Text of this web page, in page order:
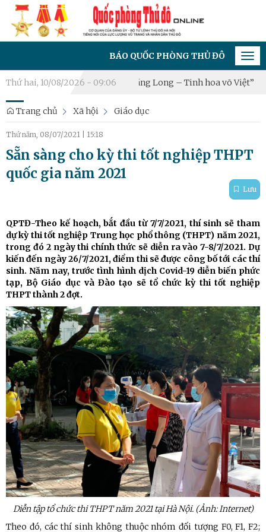
BÁO QUỐC PHÒNG THỦ ĐÔ - CƠ QUAN CỦA
Thứ hai, 10/08/2026 - 09:06
Nội 2026: “Hào khí Thăng Long – Tinh hoa võ Việt” Xã Hạ
Trang chủ Xã hội Giáo dục
Thứ năm, 08/07/2021 15:18
Sẵn sàng cho kỳ thi tốt nghiệp THPT
quốc gia năm 2021
Lưu
QPTĐ-Theo kế hoạch, bắt đầu từ 7/7/2021, thí sinh sẽ tham
dự kỳ thi tốt nghiệp Trung học phổ thông (THPT) năm 2021,
trong đó 2 ngày thi chính thức sẽ diễn ra vào 7-8/7/2021. Dự
kiến đến ngày 26/7/2021, điểm thi sẽ được công bố tới các thí
sinh. Năm nay, trước tình hình dịch Covid-19 diễn biến phức
tạp, Bộ Giáo dục và Đào tạo sẽ tổ chức kỳ thi tốt nghiệp
THPT thành 2 đợt.
Diễn tập tổ chức thi THPT năm 2021 tại Hà Nội. (Ảnh: Internet)
Theo đó, các thí sinh không thuộc nhóm đối tượng F0, F1, F2;